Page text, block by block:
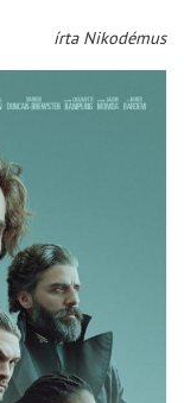
írta Nikodémus